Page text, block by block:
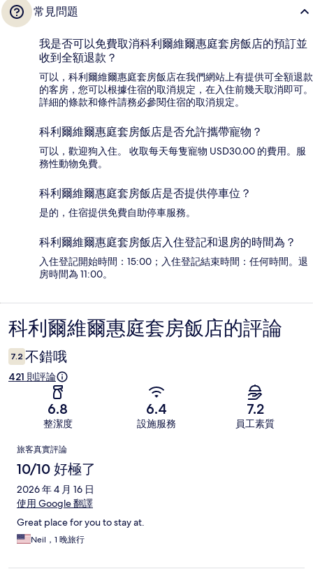
常見問題
我是否可以免費取消科利爾維爾惠庭套房飯店的預訂並
收到全額退款？
可以，科利爾維爾惠庭套房飯店在我們網站上有提供可全額退款
的客房，您可以根據住宿的取消規定，在入住前幾天取消即可。
詳細的條款和條件請務必參閱住宿的取消規定。
科利爾維爾惠庭套房飯店是否允許攜帶寵物？
可以，歡迎狗入住。 收取每天每隻寵物 USD30.00 的費用。服
務性動物免費。
科利爾維爾惠庭套房飯店是否提供停車位？
是的，住宿提供免費自助停車服務。
科利爾維爾惠庭套房飯店入住登記和退房的時間為？
入住登記開始時間：15:00；入住登記結束時間：任何時間。退
房時間為 11:00。
評
論
科利爾維爾惠庭套房飯店的評論
7.2 不錯哦
421 則評論
6.8
整潔度
6.4
設施服務
7.2
員工素質
評
論
旅客真實評論
10/10 好極了
2026 年 4 月 16 日
使用 Google 翻譯
Great place for you to stay at.
Neil，1 晚旅行